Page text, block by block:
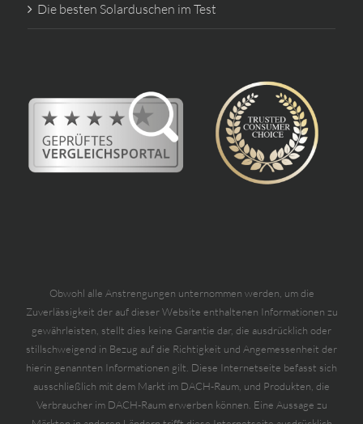
Die besten Solarduschen im Test
Obwohl alle Anstrengungen unternommen werden, um die
Zuverlässigkeit der auf dieser Website enthaltenen Informationen zu
gewährleisten, stellt dies keine Garantie dar, die ausdrücklich oder
stillschweigend in Bezug auf die Richtigkeit und Angemessenheit der
hierin genannten Informationen gilt. Diese Internetseite befasst sich
ausschließlich mit dem Markt im DACH-Raum, und Produkten, die
Verbraucher im DACH-Raum erwerben können. Eine Aussage zu